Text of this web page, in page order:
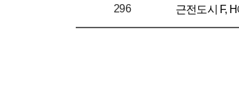
296 근전도시 F,